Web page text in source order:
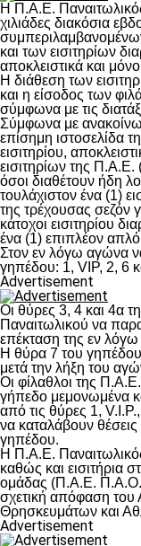
Η Π.Α.Ε.
χιλιάδες διακόσια
και των εισιτηρίων
αποκλειστικά και
Η διάθεση των
και η είσοδος των
σύμφωνα με τις
Σύμφωνα με
επίσημη ιστοσελίδα
εισιτηρίου,
εισιτηρίων της
όσοι διαθέτουν ήδη
τουλάχιστον ένα (1)
της τρέχουσας σεζόν
κάτοχοι εισιτηρίου
ένα (1) επιπλέον απλό
Στον εν λόγω αγώνα
γηπέδου: 1, VIP, 2, 6
Advertisement
Οι θύρες 3, 4 και 4α
Παναιτωλικού να
επέκταση της εν λόγω
Η θύρα 7 του
μετά την λήξη του
Οι φίλαθλοι της
γήπεδο μεμονωμένα
από τις θύρες 1,
να καταλάβουν θέσεις
γηπέδου.
Η Π.Α.Ε.
καθώς και εισιτήρια
ομάδας (Π.Α.Ε.
σχετική απόφαση
Θρησκευμάτων και
Advertisement